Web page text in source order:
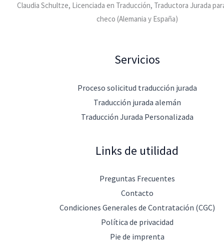
Claudia Schultze, Licenciada en Traducción, Traductora Jurada
checo (Alemania y España)
Servicios
Proceso solicitud traducción jurada
Traducción jurada alemán
Traducción Jurada Personalizada
Links de utilidad
Preguntas Frecuentes
Contacto
Condiciones Generales de Contratación (CGC)
Política de privacidad
Pie de imprenta